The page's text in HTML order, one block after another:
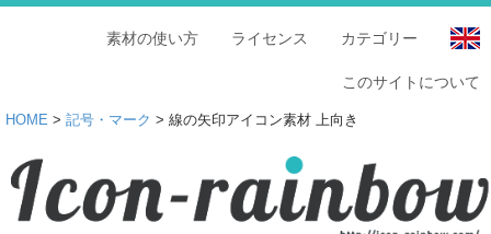
カテゴリー
ライセンス
素材の使い方
このサイトについて
HOME > 記号・マーク > 線の矢印アイコン素材 上向き